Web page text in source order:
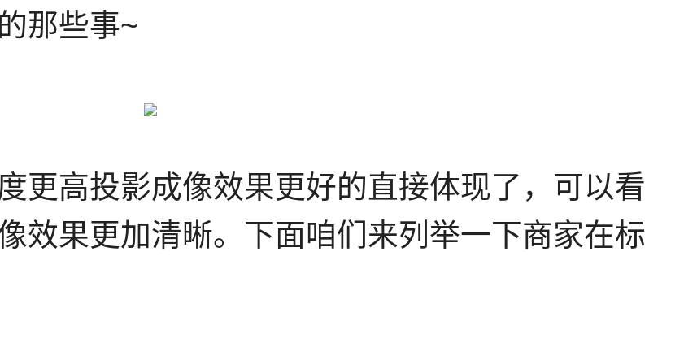
那些事~
更高投影成像效果更好的直接体现了，可以看
效果更加清晰。下面咱们来列举一下商家在标